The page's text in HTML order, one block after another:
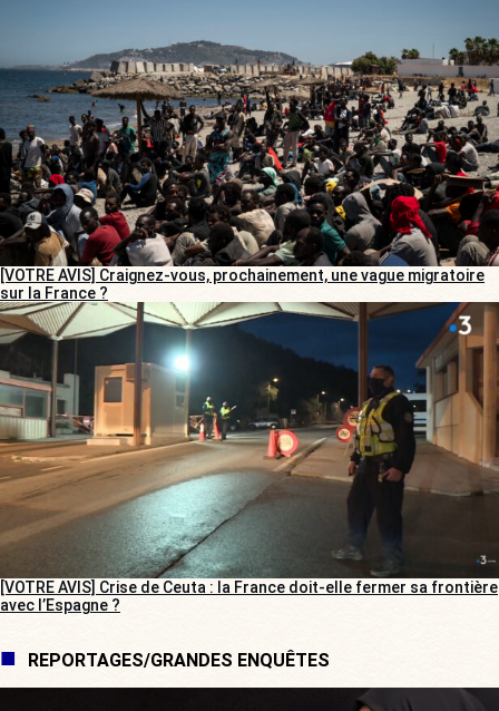
[VOTRE AVIS] Craignez-vous, prochainement, une vague migratoire
sur la France ?
[VOTRE AVIS] Crise de Ceuta : la France doit-elle fermer sa frontière
avec l’Espagne ?
REPORTAGES/GRANDES ENQUÊTES